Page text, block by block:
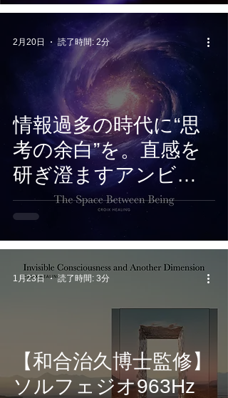
Where Sleep Grows
Deep』3月27日配信開
情報過多の時代に“思
考の余白”を。直感を
研ぎ澄ますアンビエ
ント・ヒーリング
『The Space
Between Being』2/20
配信開始
2月20日 読了時間: 2分
【和合治久博士監修】
ソルフェジオ963Hz
1月23日 読了時間: 3分